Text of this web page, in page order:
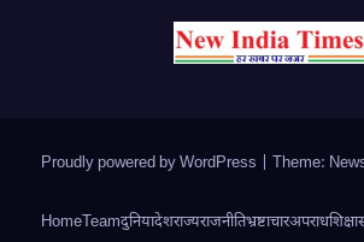
Proudly powered by WordPress Theme:
HomeTeamदुनियादेशराज्यराजनीतिभ्रष्टाचारअपराधशिक्षा